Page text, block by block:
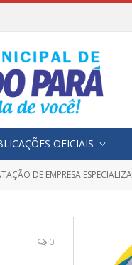
OFICIAIS
ESPECIALIZADA PARA
0